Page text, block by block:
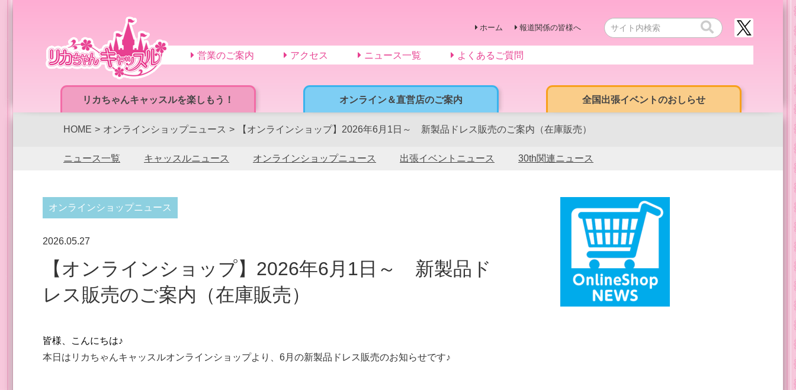
リカちゃんキャッスルを楽しもう！ オンライン＆直営店のご案内 全国出張イベントのおしらせ
ホーム 報道関係の皆様へ
営業のご案内 アクセス ニュース一覧 よくあるご質問
HOME オンラインショップニュース 【オンラインショップ】2026年6月1日～ 新製品ドレス販売のご案内（在庫販売）
ニュース一覧 キャッスルニュース オンラインショップニュース 出張イベントニュース 30th関連ニュース
オンラインショップニュース
2026.05.27
【オンラインショップ】2026年6月1日～ 新製品ド
レス販売のご案内（在庫販売）
皆様、こんにちは♪
本日はリカちゃんキャッスルオンラインショップより、6月の新製品ドレス販売のお知らせです♪